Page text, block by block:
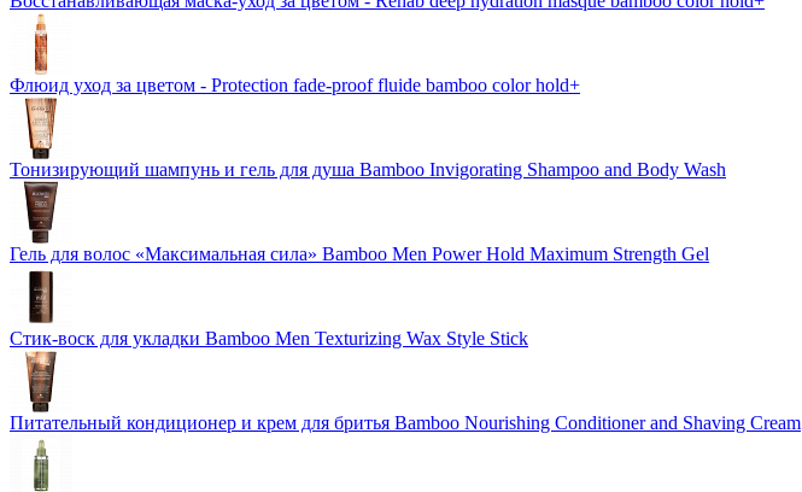
Флюид уход за цветом - Protection fade-proof fluide bamboo color hold+
Тонизирующий шампунь и гель для душа Bamboo Invigorating Shampoo and Body Wash
Гель для волос «Максимальная сила» Bamboo Men Power Hold Maximum Strength Gel
Стик-воск для укладки Bamboo Men Texturizing Wax Style Stick
Питательный кондиционер и крем для бритья Bamboo Nourishing Conditioner and Shaving Cream